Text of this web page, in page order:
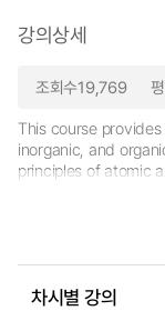
강의상세
조회수19,769
This course
inorganic, and
principles of atomic
thermodynamics,
차시별 강의